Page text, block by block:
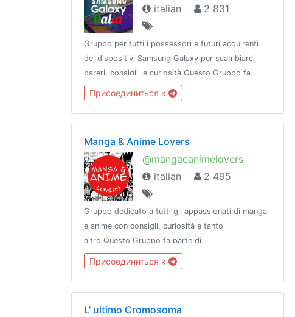
italian
2 831
Gruppo per tutti i possessori e futuri acquirenti
dei dispositivi Samsung Galaxy per scambiarci
pareri, consigli, e curiosità.Questo Gruppo fa
parte di @CommunityNetwork, che comprende
alcuni tra i migliori e più sicuri Gruppi e Canali di
Telegram.
Присоединиться к
Manga & Anime Lovers
@mangaeanimelovers
italian
2 495
Gruppo dedicato a tutti gli appassionati di manga
e anime con consigli, curiosità e tanto
altro.Questo Gruppo fa parte di
@CommunityNetwork, che comprende alcuni tra i
migliori e più sicuri Gruppi e Canali di
Telegram.Affiliati con @OtakusJournal
Присоединиться к
L' ultimo Cromosoma